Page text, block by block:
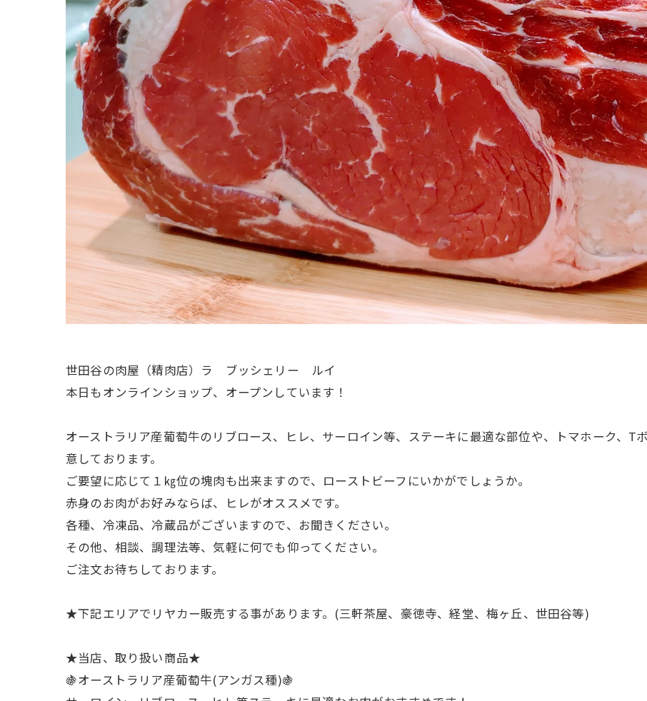
世田谷の肉屋（精肉店）ラ ブッシェリー ルイ
本日もオンラインショップ、オープンしています！
オーストラリア産葡萄牛のリブロース、ヒレ、サーロイン等、ステーキに最適な部位や、トマホーク、T
意しております。
ご要望に応じて１㎏位の塊肉も出来ますので、ローストビーフにいかがでしょうか。
赤身のお肉がお好みならば、ヒレがオススメです。
各種、冷凍品、冷蔵品がございますので、お聞きください。
その他、相談、調理法等、気軽に何でも仰ってください。
ご注文お待ちしております。
★下記エリアでリヤカー販売する事があります。(三軒茶屋、豪徳寺、経堂、梅ヶ丘、世田谷等)
★当店、取り扱い商品★
🍇オーストラリア産葡萄牛(アンガス種)🍇